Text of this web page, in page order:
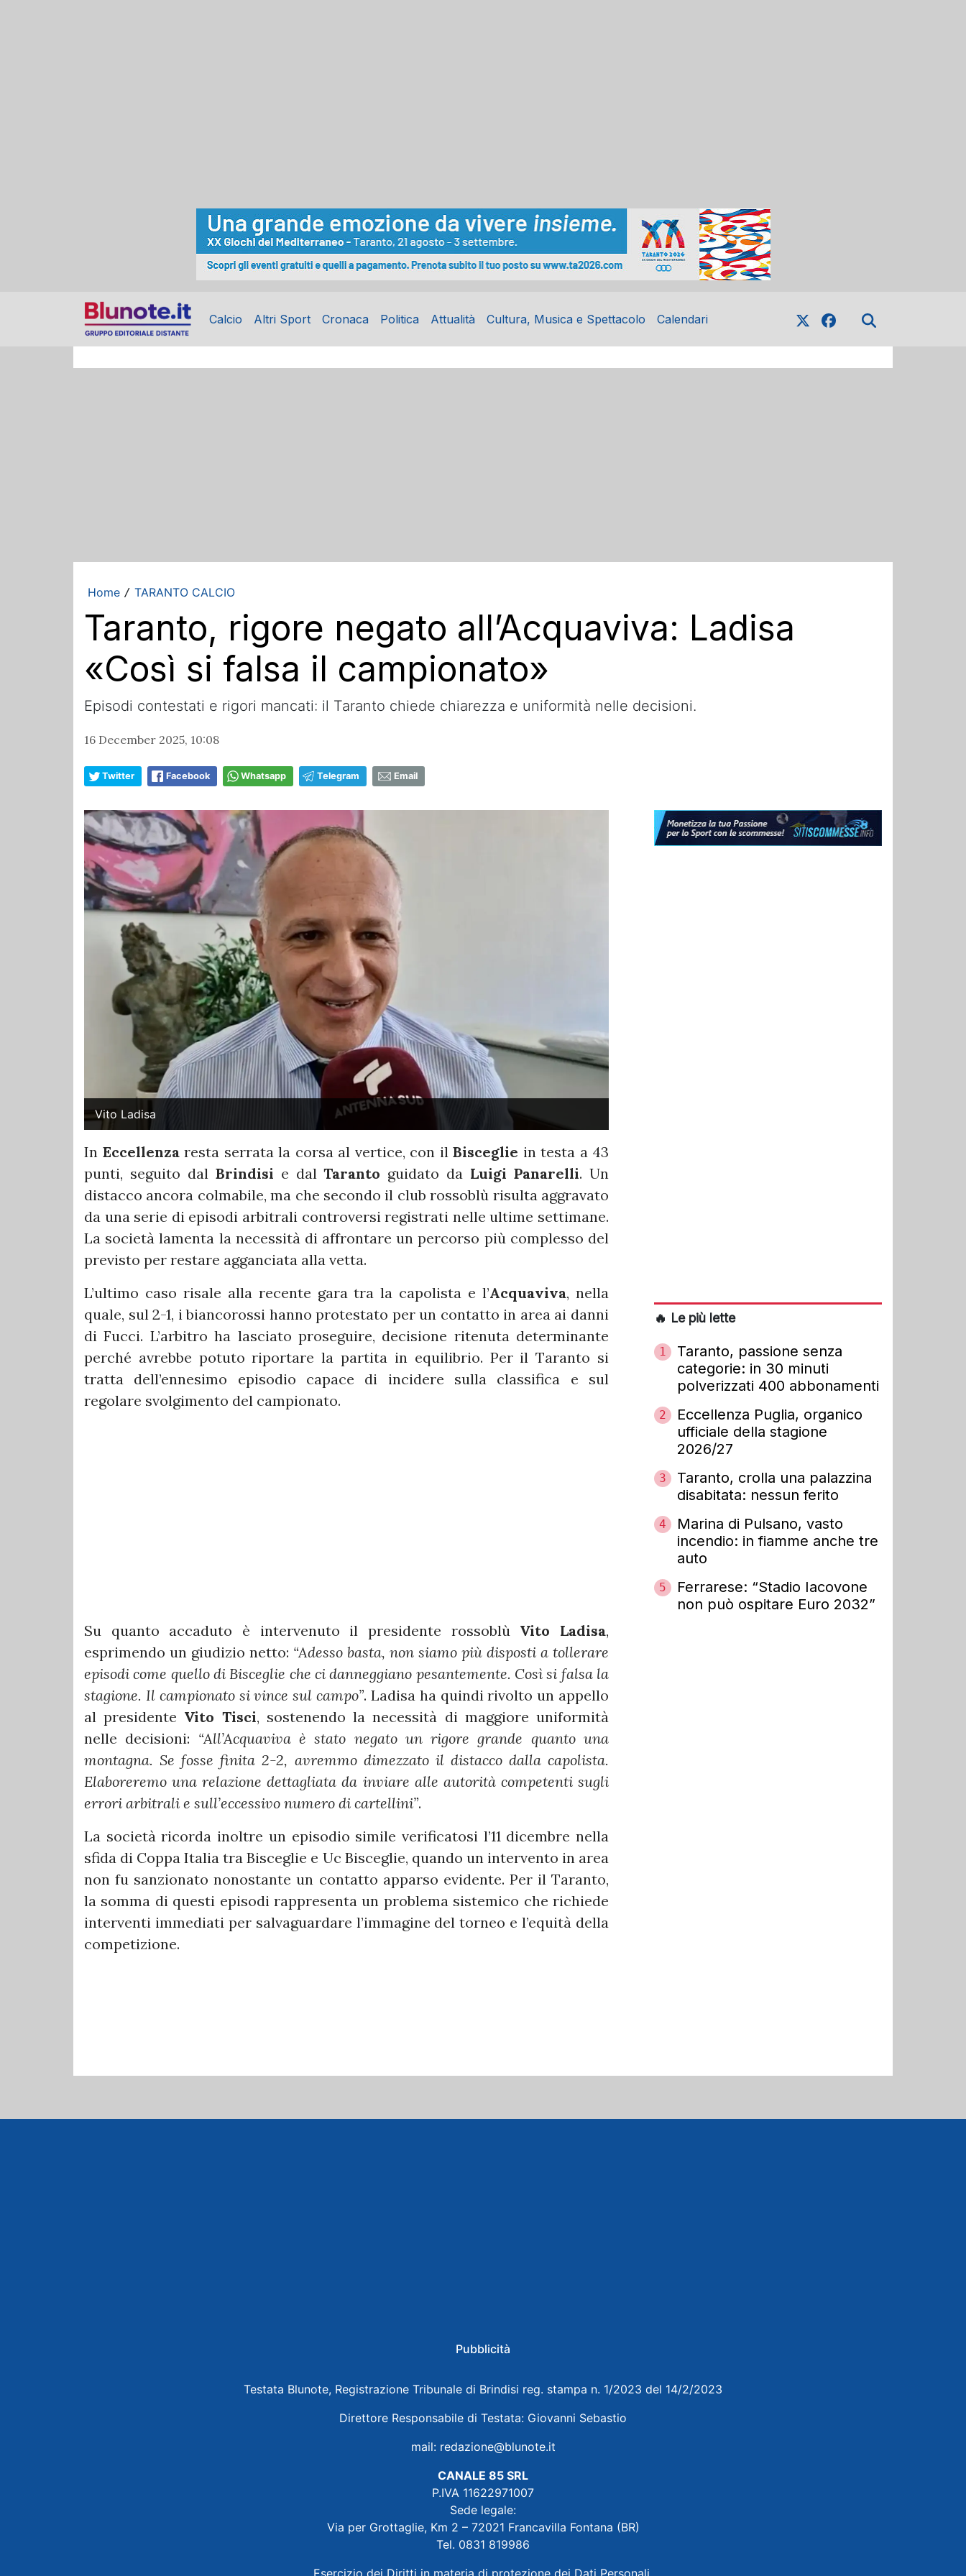
Calcio Altri Sport Cronaca Politica Attualità Cultura, Musica e Spettacolo Calendari
Home / TARANTO CALCIO
Taranto, rigore negato all’Acquaviva: Ladisa
«Così si falsa il campionato»
Episodi contestati e rigori mancati: il Taranto chiede chiarezza e uniformità nelle decisioni.
16 December 2025, 10:08
Twitter Facebook Whatsapp Telegram Email
Vito Ladisa
In Eccellenzaresta serrata la corsa al vertice, con il Bisceglie in testa a 43
punti, seguito dal Brindisi e dalTaranto guidato da Luigi Panarelli. Un
distacco ancora colmabile, ma che secondo il club rossoblù risulta aggravato
da una serie di episodi arbitrali controversi registrati nelle ultime settimane.
La società lamenta la necessità di affrontare un percorso più complesso del
previsto per restare agganciata alla vetta.
L’ultimo caso risale alla recente gara tra la capolista e l’Acquaviva, nella
quale, sul 2-1, i biancorossi hanno protestato per un contatto in area ai danni
di Fucci. L’arbitro ha lasciato proseguire, decisione ritenuta determinante
perché avrebbe potuto riportare la partita in equilibrio. Per il Taranto si
tratta dell’ennesimo episodio capace di incidere sulla classifica e sul
regolare svolgimento del campionato.
Su quanto accaduto è intervenuto il presidente rossoblù Vito Ladisa,
esprimendo un giudizio netto: “Adesso basta, non siamo più disposti a tollerare
episodi come quello di Bisceglie che ci danneggiano pesantemente. Così si falsa la
stagione. Il campionato si vince sul campo”. Ladisa ha quindi rivolto un appello
al presidente Vito Tisci, sostenendo la necessità di maggiore uniformità
nelle decisioni: “All’Acquaviva è stato negato un rigore grande quanto una
montagna. Se fosse finita 2-2, avremmo dimezzato il distacco dalla capolista.
Elaboreremo una relazione dettagliata da inviare alle autorità competenti sugli
errori arbitrali e sull’eccessivo numero di cartellini”.
La società ricorda inoltre un episodio simile verificatosi l’11 dicembre nella
sfida di Coppa Italia tra Bisceglie e Uc Bisceglie, quando un intervento in area
non fu sanzionato nonostante un contatto apparso evidente. Per il Taranto,
la somma di questi episodi rappresenta un problema sistemico che richiede
interventi immediati per salvaguardare l’immagine del torneo e l’equità della
competizione.
🔥 Le più lette
1
Taranto, passione senza
categorie: in 30 minuti
polverizzati 400 abbonamenti
2
Eccellenza Puglia, organico
ufficiale della stagione
2026/27
3
Taranto, crolla una palazzina
disabitata: nessun ferito
4
Marina di Pulsano, vasto
incendio: in fiamme anche tre
auto
5
Ferrarese: “Stadio Iacovone
non può ospitare Euro 2032”
Pubblicità
Testata Blunote, Registrazione Tribunale di Brindisi reg. stampa n. 1/2023 del 14/2/2023
Direttore Responsabile di Testata: Giovanni Sebastio
mail: redazione@blunote.it
CANALE 85 SRL
P.IVA 11622971007
Sede legale:
Via per Grottaglie, Km 2 – 72021 Francavilla Fontana (BR)
Tel. 0831 819986
Esercizio dei Diritti in materia di protezione dei Dati Personali